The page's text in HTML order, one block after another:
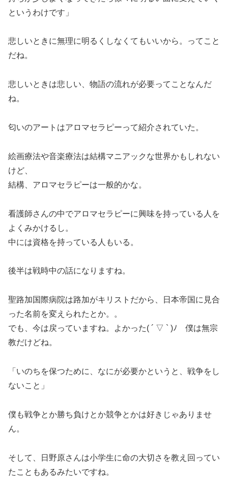
というわけです」
悲しいときに無理に明るくしなくてもいいから。ってこと
だね。
悲しいときは悲しい、物語の流れが必要ってことなんだ
ね。
匂いのアートはアロマセラピーって紹介されていた。
絵画療法や音楽療法は結構マニアックな世界かもしれない
けど、
結構、アロマセラピーは一般的かな。
看護師さんの中でアロマセラピーに興味を持っている人を
よくみかけるし。
中には資格を持っている人もいる。
後半は戦時中の話になりますね。
聖路加国際病院は路加がキリストだから、日本帝国に見合
った名前を変えられたとか。。
でも、今は戻っていますね。よかった( ´ ▽ ` )ﾉ 僕は無宗
教だけどね。
「いのちを保つために、なにが必要かというと、戦争をし
ないこと」
僕も戦争とか勝ち負けとか競争とかは好きじゃありませ
ん。
そして、日野原さんは小学生に命の大切さを教え回ってい
たこともあるみたいですね。